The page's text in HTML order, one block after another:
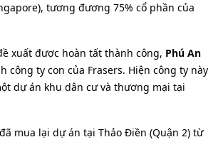
tương đương 75% cổ phần của
xuất được hoàn tất thành công, Phú An
công ty con của Frasers. Hiện công ty này
dự án khu dân cư và thương mại tại
mua lại dự án tại Thảo Điền (Quận 2) từ